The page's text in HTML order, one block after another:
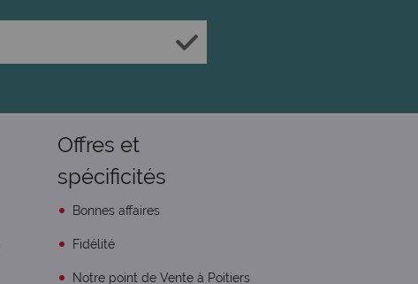
Offres et
spécificités
Bonnes affaires
Fidélité
Notre point de Vente à Poitiers